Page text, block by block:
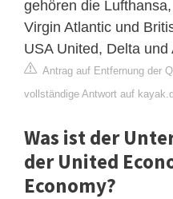
gehören die
Virgin Atlantic und
USA United, Delta und
Antrag auf Entfernung der
vollständige Antwort auf
Was ist der
der United
Economy?